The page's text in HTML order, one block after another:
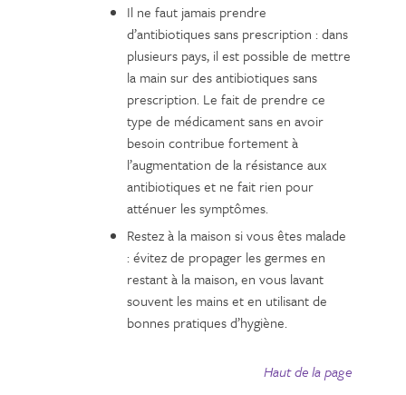
Il ne faut jamais prendre
d’antibiotiques sans prescription : dans
plusieurs pays, il est possible de mettre
la main sur des antibiotiques sans
prescription. Le fait de prendre ce
type de médicament sans en avoir
besoin contribue fortement à
l’augmentation de la résistance aux
antibiotiques et ne fait rien pour
atténuer les symptômes.
Restez à la maison si vous êtes malade
: évitez de propager les germes en
restant à la maison, en vous lavant
souvent les mains et en utilisant de
bonnes pratiques d’hygiène.
Haut de la page